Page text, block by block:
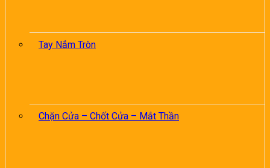
Tay Nắm Tròn
Chặn Cửa – Chốt Cửa – Mắt Thần